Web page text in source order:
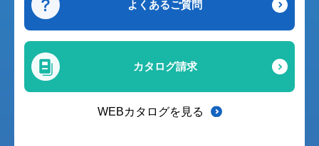
よくあるご質問
カタログ請求
WEBカタログを見る